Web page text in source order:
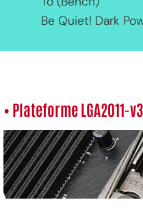
Be Quiet! Dark
• Plateforme LGA2011-v3